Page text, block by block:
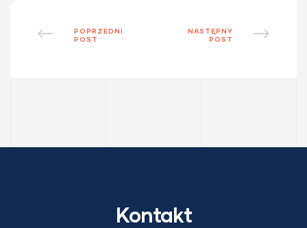
POPRZEDNI
POST
NASTĘPNY
POST
Kontakt